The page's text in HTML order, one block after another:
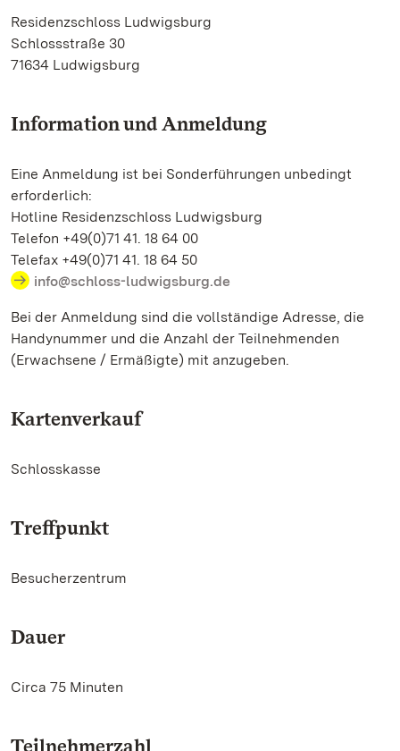
Residenzschloss Ludwigsburg
Schlossstraße 30
71634 Ludwigsburg
Information und Anmeldung
Eine Anmeldung ist bei Sonderführungen unbedingt
erforderlich:
Hotline Residenzschloss Ludwigsburg
Telefon +49(0)71 41. 18 64 00
Telefax +49(0)71 41. 18 64 50
info@schloss-ludwigsburg.de
Bei der Anmeldung sind die vollständige Adresse, die
Handynummer und die Anzahl der Teilnehmenden
(Erwachsene / Ermäßigte) mit anzugeben.
Kartenverkauf
Schlosskasse
Treffpunkt
Besucherzentrum
Dauer
Circa 75 Minuten
Teilnehmerzahl